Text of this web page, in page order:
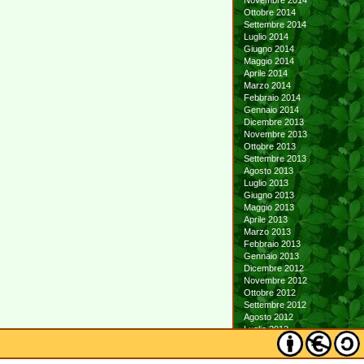
Ottobre 2014
Settembre 2014
Luglio 2014
Giugno 2014
Maggio 2014
Aprile 2014
Marzo 2014
Febbraio 2014
Gennaio 2014
Dicembre 2013
Novembre 2013
Ottobre 2013
Settembre 2013
Agosto 2013
Luglio 2013
Giugno 2013
Maggio 2013
Aprile 2013
Marzo 2013
Febbraio 2013
Gennaio 2013
Dicembre 2012
Novembre 2012
Ottobre 2012
Settembre 2012
Agosto 2012
Luglio 2012
Giugno 2012
Maggio 2012